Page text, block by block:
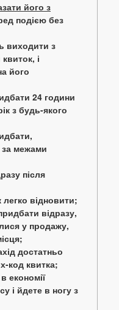
його з
подією без
виходити з
і
його
24 години
з будь-якого
за межами
після
відновити;
відразу,
у продажу,
достатньо
код квитка;
економії
і йдете в ногу з